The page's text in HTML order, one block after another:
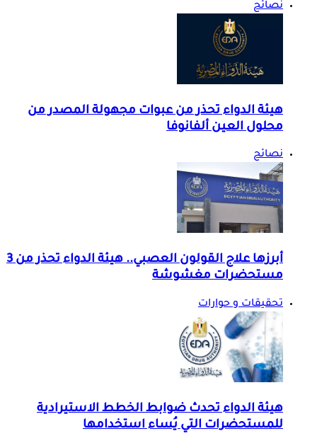
نصائح
هيئة الدواء تحذر من عبوات مجهولة المصدر من
محلول العين ألفانوفا
نصائح
أبرزها علاج القولون العصبي.. هيئة الدواء تحذر من 3
مستحضرات مغشوشة
تحقيقات و حوارات
هيئة الدواء تحدث ضوابط الخطط الاستيرادية
للمستحضرات التي يُساء استخدامها